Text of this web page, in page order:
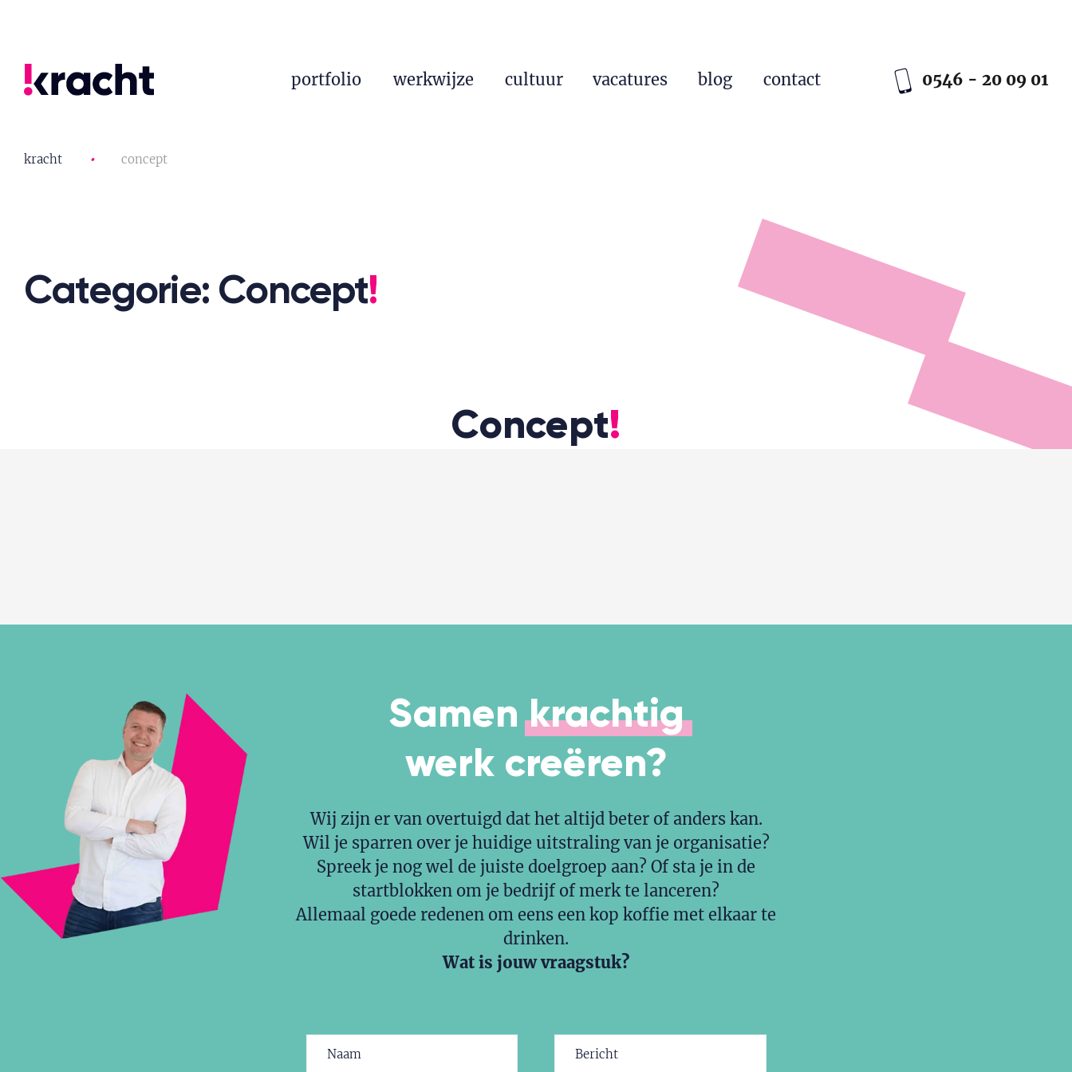
portfolio werkwijze cultuur vacatures blog contact 0546 - 20 09 01
kracht • concept
Categorie: Concept!
Concept!
Samen krachtig
werk creëren?
Wij zijn er van overtuigd dat het altijd beter of anders kan.
Wil je sparren over je huidige uitstraling van je organisatie?
Spreek je nog wel de juiste doelgroep aan? Of sta je in de
startblokken om je bedrijf of merk te lanceren?
Allemaal goede redenen om eens een kop koffie met elkaar te
drinken.
Wat is jouw vraagstuk?
Naam Bericht (Vereist)